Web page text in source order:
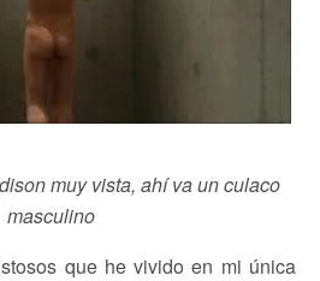
muy vista, ahí va un culaco
masculino
que he vivido en mi única